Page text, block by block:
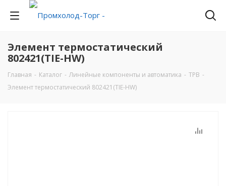
Элемент термостатический
802421(TIE-НW)
Главная - Каталог - Линейные компоненты и автоматика - ТРВ -
Элемент термостатический 802421(TIE-НW)